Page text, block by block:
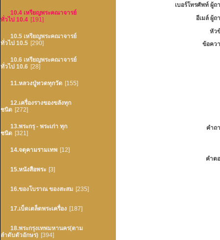
10.4 เหรียญพระคณาจารย์
ทั่วไป 10.4 [191]
10.5 เหรียญพระคณาจารย์
ทั่วไป 10.5 [290]
10.6 เหรียญพระคณาจารย์
ทั่วไป 10.6 [28]
11.หลวงปู่ทวดทุกวัด [155]
12.เครื่องรางของขลังทุก
ชนิด [272]
13.พระกรุ - พระเก่า ทุก
ชนิด [321]
14.จตุคามรามเทพ [12]
15.หนังสือพระ [3]
16.ของโบราณ ของสะสม [235]
17.เบ็ดเตล็ดพระเครื่อง [187]
18.พระกรุงเทพมหานคร(ตาม
ลำดับตัวอักษร) [394]
เบอร์โทรศัพท์ ผู้ถ
อีเมล์ ผู้ถ
หัว
ข้อคว
คำถ
คำต